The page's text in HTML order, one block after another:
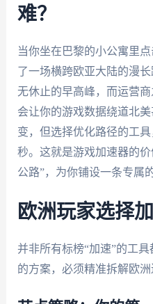
难？
当你坐在巴黎的小公寓里
了一场横跨欧亚大陆的漫
无休止的早高峰，而运营
会让你的游戏数据绕道北
变，但选择优化路径的工
秒。这就是游戏加速器的
公路”，为你铺设一条专属
欧洲玩家选择
并非所有标榜“加速”的工
的方案，必须精准拆解欧洲